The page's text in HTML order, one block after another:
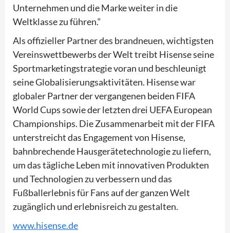
Unternehmen und die Marke weiter in die
Weltklasse zu führen.“
Als offizieller Partner des brandneuen, wichtigsten
Vereinswettbewerbs der Welt treibt Hisense seine
Sportmarketingstrategie voran und beschleunigt
seine Globalisierungsaktivitäten. Hisense war
globaler Partner der vergangenen beiden FIFA
World Cups sowie der letzten drei UEFA European
Championships. Die Zusammenarbeit mit der FIFA
unterstreicht das Engagement von Hisense,
bahnbrechende Hausgerätetechnologie zu liefern,
um das tägliche Leben mit innovativen Produkten
und Technologien zu verbessern und das
Fußballerlebnis für Fans auf der ganzen Welt
zugänglich und erlebnisreich zu gestalten.
www.hisense.de